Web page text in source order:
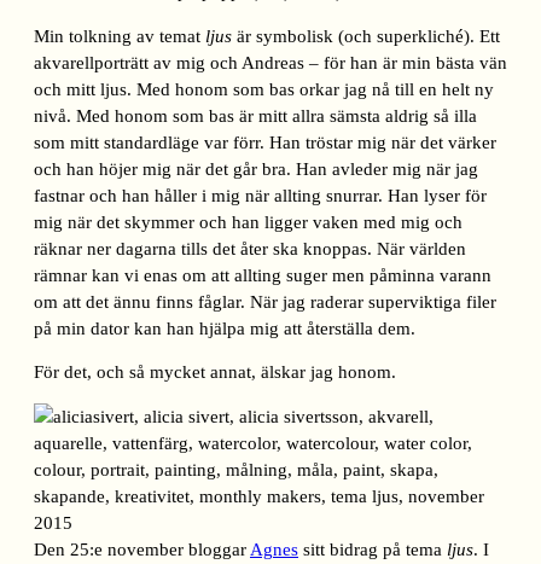
Min tolkning av temat ljus är symbolisk (och superkliché). Ett
akvarellporträtt av mig och Andreas – för han är min bästa vän
och mitt ljus. Med honom som bas orkar jag nå till en helt ny
nivå. Med honom som bas är mitt allra sämsta aldrig så illa
som mitt standardläge var förr. Han tröstar mig när det värker
och han höjer mig när det går bra. Han avleder mig när jag
fastnar och han håller i mig när allting snurrar. Han lyser för
mig när det skymmer och han ligger vaken med mig och
räknar ner dagarna tills det åter ska knoppas. När världen
rämnar kan vi enas om att allting suger men påminna varann
om att det ännu finns fåglar. När jag raderar superviktiga filer
på min dator kan han hjälpa mig att återställa dem.
För det, och så mycket annat, älskar jag honom.
Den 25:e november bloggar Agnes sitt bidrag på tema ljus. I